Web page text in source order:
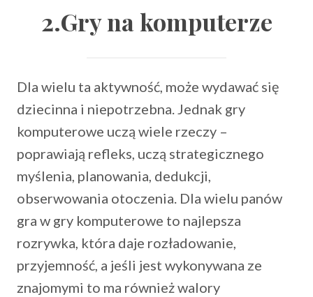
2.Gry na komputerze
Dla wielu ta aktywność, może wydawać się
dziecinna i niepotrzebna. Jednak gry
komputerowe uczą wiele rzeczy –
poprawiają refleks, uczą strategicznego
myślenia, planowania, dedukcji,
obserwowania otoczenia. Dla wielu panów
gra w gry komputerowe to najlepsza
rozrywka, która daje rozładowanie,
przyjemność, a jeśli jest wykonywana ze
znajomymi to ma również walory